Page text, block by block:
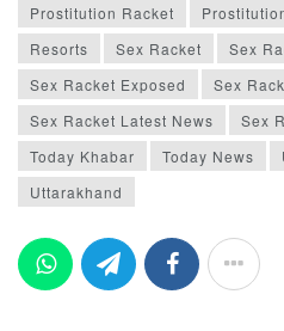
Prostitution Racket
Resorts
Sex Racket
Sex
Sex Racket Exposed
Sex
Sex Racket Latest News
Sex
Today Khabar
Today News
Uttarakhand